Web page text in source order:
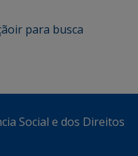
ir para busca
Social e dos Direitos